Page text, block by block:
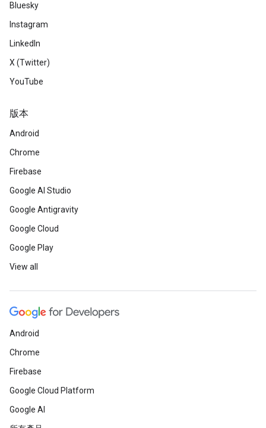
Bluesky
Instagram
LinkedIn
X (Twitter)
YouTube
版本
Android
Chrome
Firebase
Google AI Studio
Google Antigravity
Google Cloud
Google Play
View all
Android
Chrome
Firebase
Google Cloud Platform
Google AI